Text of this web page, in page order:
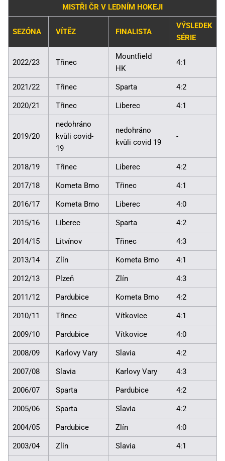
MISTŘI ČR V LEDNÍM HOKEJI
SEZÓNA VÍTĚZ FINALISTA
VÝSLEDEK
SÉRIE
2022/23 Třinec
Mountfield
HK
4:1
2021/22 Třinec Sparta 4:2
2020/21 Třinec Liberec 4:1
2019/20
nedohráno
kvůli covid-
19
nedohráno
kvůli covid 19
-
2018/19 Třinec Liberec 4:2
2017/18 Kometa Brno Třinec 4:1
2016/17 Kometa Brno Liberec 4:0
2015/16 Liberec Sparta 4:2
2014/15 Litvínov Třinec 4:3
2013/14 Zlín Kometa Brno 4:1
2012/13 Plzeň Zlín 4:3
2011/12 Pardubice Kometa Brno 4:2
2010/11 Třinec Vítkovice 4:1
2009/10 Pardubice Vítkovice 4:0
2008/09 Karlovy Vary Slavia 4:2
2007/08 Slavia Karlovy Vary 4:3
2006/07 Sparta Pardubice 4:2
2005/06 Sparta Slavia 4:2
2004/05 Pardubice Zlín 4:0
2003/04 Zlín Slavia 4:1